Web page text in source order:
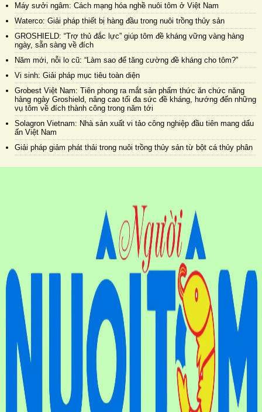
Máy sưởi ngâm: Cách mạng hóa nghề nuôi tôm ở Việt Nam
Waterco: Giải pháp thiết bị hàng đầu trong nuôi trồng thủy sản
GROSHIELD: “Trợ thủ đắc lực” giúp tôm đề kháng vững vàng hàng
ngày, sẵn sàng về đích
Năm mới, nỗi lo cũ: “Làm sao để tăng cường đề kháng cho tôm?”
Vi sinh: Giải pháp mục tiêu toàn diện
Grobest Việt Nam: Tiên phong ra mắt sản phẩm thức ăn chức năng
hàng ngày Groshield, nâng cao tối đa sức đề kháng, hướng đến những
vụ tôm về đích thành công trong năm tới
Solagron Vietnam: Nhà sản xuất vi tảo công nghiệp đầu tiên mang dấu
ấn Việt Nam
Giải pháp giảm phát thải trong nuôi trồng thủy sản từ bột cá thủy phân